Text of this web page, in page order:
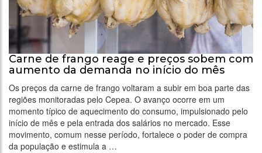
Carne de frango reage e preços sobem com
aumento da demanda no início do mês
Os preços da carne de frango voltaram a subir em boa parte das
regiões monitoradas pelo Cepea. O avanço ocorre em um
momento típico de aquecimento do consumo, impulsionado pelo
início de mês e pela entrada dos salários no mercado. Esse
movimento, comum nesse período, fortalece o poder de compra
da população e estimula a …